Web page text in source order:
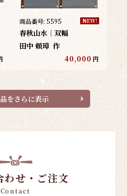
商品番号: 5595 NEW!
春秋山水｜双幅
田中 頼璋 作
40,000 円
をさらに表示
わせ・ご注文
Contact